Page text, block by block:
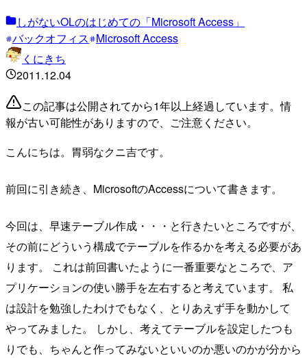
しがないOLのはじめての「Microsoft Access」
バックオフィス Microsoft Access
くにきち
2011.12.04
この記事は公開されてから1年以上経過しています。情
報が古い可能性がありますので、ご注意ください。
こんにちは。胃弱なクニ吉です。
前回に引き続き、MicrosoftのAccessについて書きます。
今回は、早速テーブル作成・・・と行きたいところですが、
その前にどういう構成でテーブルを作るかを考える必要があ
ります。 これは前回書いたように一番重要なところで、ア
プリケーションの使い勝手を左右すると考えています。 私
は設計を勉強したわけでもなく、とりあえず手を動かして
やってみました。 しかし、考えてテーブルを設定したつも
りでも、ちゃんと作ってみないといいのか悪いのかが分から